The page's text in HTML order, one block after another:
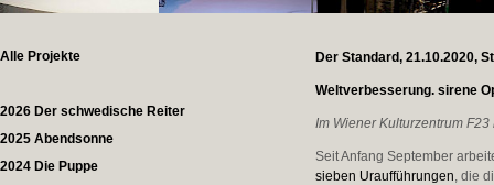
Alle Projekte
2026 Der schwedische Reiter
2025 Abendsonne
2024 Die Puppe
Der Standard, 21.10.2020,
Weltverbesserung. sirene
Im Wiener Kulturzentrum
Seit Anfang September
sieben Uraufführungen, die